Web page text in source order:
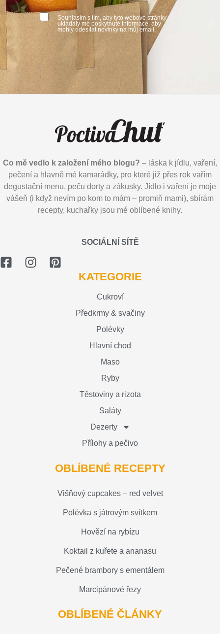
Souhlasím s tím, aby tyto webové stránky
ukládaly mé poskytnuté informace, aby
mohly odesílat novinky na můj email.
Co mě vedlo k založení mého blogu? – láska k jídlu, vaření,
pečení a hlavně mé kamarádky, pro které již přes rok vařím
degustační menu, peču dorty a zákusky. Jídlo i vaření je moje
vášeň (i když nevím po kom to mám – promiň mami), sbírám
recepty, kuchařky jsou mé oblíbené knihy.
SOCIÁLNÍ SÍTĚ
KATEGORIE
Cukroví
Předkrmy & svačiny
Polévky
Hlavní chod
Maso
Ryby
Těstoviny a rizota
Saláty
Dezerty
Přílohy a pečivo
OBLÍBENÉ RECEPTY
Višňový cupcakes – red velvet
Polévka s játrovým svítkem
Hovězí na rybízu
Koktail z kuřete a ananasu
Pečené brambory s ementálem
Marcipánové řezy
OBLÍBENÉ ČLÁNKY